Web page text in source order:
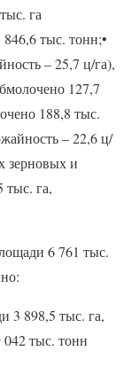
га
тыс. тонн;•
– 25,7 ц/га),
127,7
188,8 тыс.
– 22,6 ц/
зерновых и
тыс. га,
6 761 тыс.
3 898,5 тыс. га,
тыс. тонн